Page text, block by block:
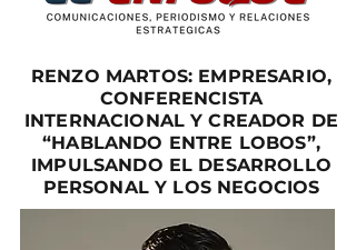
RENZO MARTOS: EMPRESARIO,
CONFERENCISTA
INTERNACIONAL Y CREADOR DE
“HABLANDO ENTRE LOBOS”,
IMPULSANDO EL DESARROLLO
PERSONAL Y LOS NEGOCIOS